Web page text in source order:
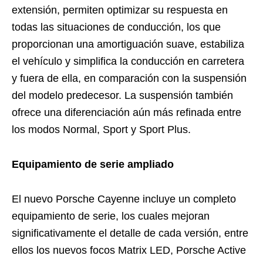
extensión, permiten optimizar su respuesta en
todas las situaciones de conducción, los que
proporcionan una amortiguación suave, estabiliza
el vehículo y simplifica la conducción en carretera
y fuera de ella, en comparación con la suspensión
del modelo predecesor. La suspensión también
ofrece una diferenciación aún más refinada entre
los modos Normal, Sport y Sport Plus.
Equipamiento de serie ampliado
El nuevo Porsche Cayenne incluye un completo
equipamiento de serie, los cuales mejoran
significativamente el detalle de cada versión, entre
ellos los nuevos focos Matrix LED, Porsche Active